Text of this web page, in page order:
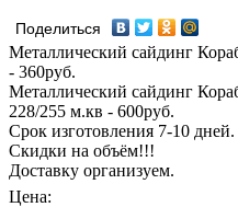
Поделиться
Металлический сайдинг
- 360руб.
Металлический сайдинг
228/255 м.кв - 600руб.
Срок изготовления 7-10 дней.
Скидки на объём!!!
Доставку организуем.
Цена: